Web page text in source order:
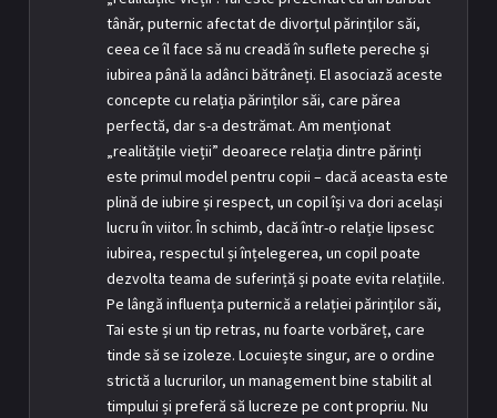
tânăr, puternic afectat de divorțul părinților săi,
ceea ce îl face să nu creadă în suflete pereche și
iubirea până la adânci bătrâneți. El asociază aceste
concepte cu relația părinților săi, care părea
perfectă, dar s-a destrămat. Am menționat
„realitățile vieții” deoarece relația dintre părinți
este primul model pentru copii – dacă aceasta este
plină de iubire și respect, un copil își va dori același
lucru în viitor. În schimb, dacă într-o relație lipsesc
iubirea, respectul și înțelegerea, un copil poate
dezvolta teama de suferință și poate evita relațiile.
Pe lângă influența puternică a relației părinților săi,
Tai este și un tip retras, nu foarte vorbăreț, care
tinde să se izoleze. Locuiește singur, are o ordine
strictă a lucrurilor, un management bine stabilit al
timpului și preferă să lucreze pe cont propriu. Nu